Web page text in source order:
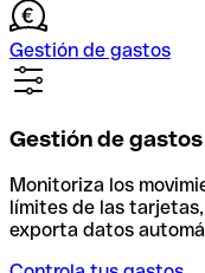
Gestión de gastos
Gestión de gastos
Monitoriza los
límites de las
exporta datos